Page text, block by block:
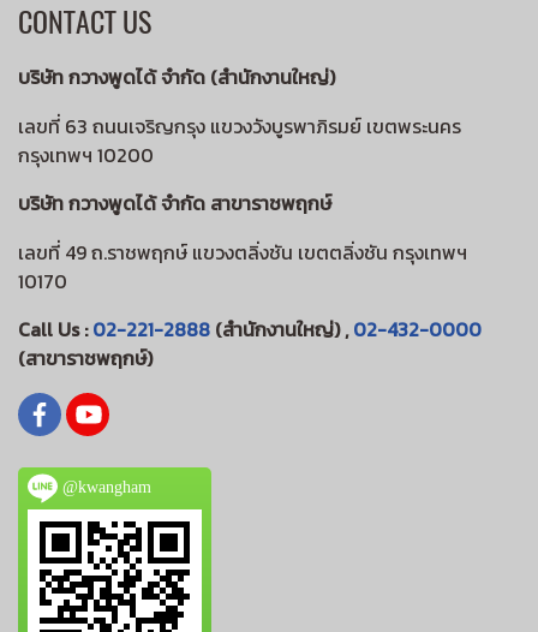
CONTACT US
บริษัท กวางพูดได้ จำกัด (สำนักงานใหญ่)
เลขที่ 63 ถนนเจริญกรุง แขวงวังบูรพาภิรมย์ เขตพระนคร
กรุงเทพฯ 10200
บริษัท กวางพูดได้ จำกัด สาขาราชพฤกษ์
เลขที่ 49 ถ.ราชพฤกษ์ แขวงตลิ่งชัน เขตตลิ่งชัน กรุงเทพฯ
10170
Call Us :02-221-2888 (สำนักงานใหญ่) ,02-432-0000
(สาขาราชพฤกษ์)
@kwangham